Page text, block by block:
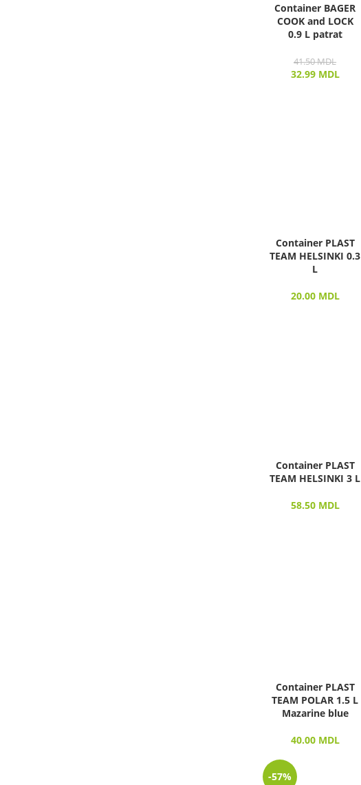
Container BAGER
COOK and LOCK
0.9 L patrat
41.50MDL
32.99 MDL
Container PLAST
TEAM HELSINKI 0.3
L
20.00 MDL
Container PLAST
TEAM HELSINKI 3 L
58.50 MDL
Container PLAST
TEAM POLAR 1.5 L
Mazarine blue
40.00 MDL
-57%